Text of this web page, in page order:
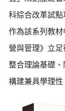
科綜合改革試
作為該系列教
營與管理》立
整合理論基礎
構建兼具學理